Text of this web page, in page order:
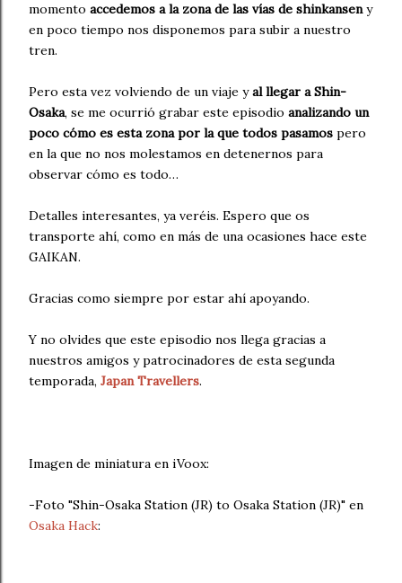
momento accedemos a la zona de las vías de shinkanseny
en poco tiempo nos disponemos para subir a nuestro
tren.
Pero esta vez volviendo de un viaje yal llegar a Shin-
Osaka, se me ocurrió grabar este episodio analizando un
poco cómo es esta zona por la que todos pasamos pero
en la que no nos molestamos en detenernos para
observar cómo es todo…
Detalles interesantes, ya veréis. Espero que os
transporte ahí, como en más de una ocasiones hace este
GAIKAN.
Gracias como siempre por estar ahí apoyando.
Y no olvides que este episodio nos llega gracias a
nuestros amigos y patrocinadores de esta segunda
temporada, Japan Travellers.
Imagen de miniatura en iVoox:
-Foto "Shin-Osaka Station (JR) to Osaka Station (JR)" en
Osaka Hack: